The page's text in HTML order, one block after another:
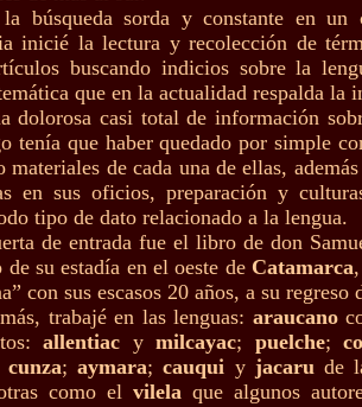
búsqueda sorda y constante en
inicié la lectura y recolección de
buscando indicios sobre la
que en la actualidad respalda la
dolorosa casi total de información
tenía que haber quedado por simple
materiales de cada una de ellas,
en sus oficios, preparación y
tipo de dato relacionado a la lengua.
de entrada fue el libro de don
su estadía en el oeste de Catamarca
con sus escasos 20 años, a su regreso
trabajé en las lenguas: araucano
allentiac y milcayac; puelche;
cunza;aymara;cauqui y jacarude
como el vilelaque algunos